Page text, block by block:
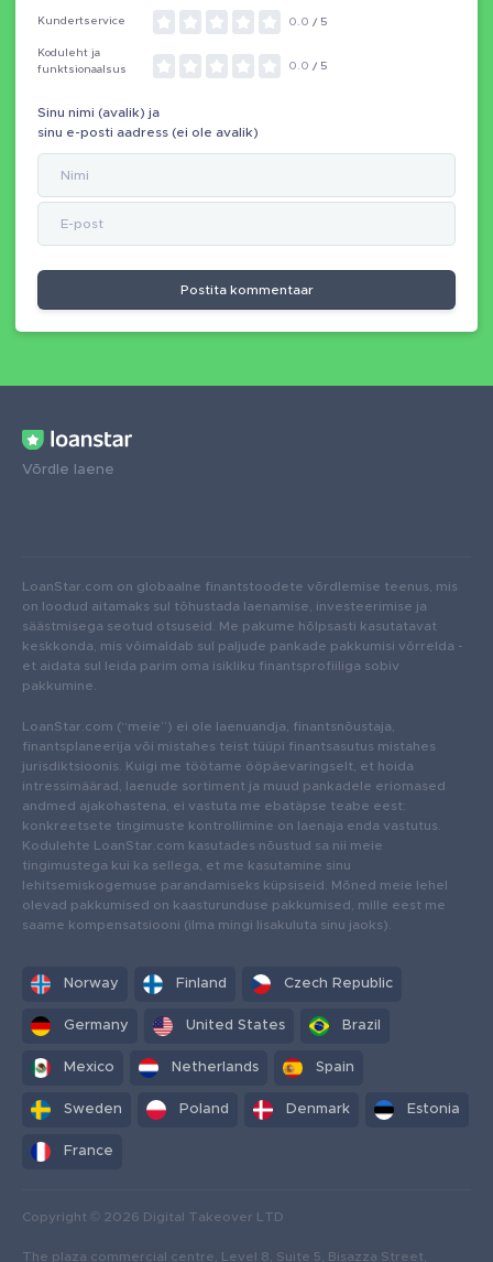
Kundertservice 0.0 / 5
Koduleht ja
funktsionaalsus
0.0 / 5
Sinu nimi (avalik) ja
sinu e-posti aadress (ei ole avalik)
Postita kommentaar
Võrdle laene
LoanStar.com on globaalne finantstoodete võrdlemise teenus, mis
on loodud aitamaks sul tõhustada laenamise, investeerimise ja
säästmisega seotud otsuseid. Me pakume hõlpsasti kasutatavat
keskkonda, mis võimaldab sul paljude pankade pakkumisi võrrelda -
et aidata sul leida parim oma isikliku finantsprofiiliga sobiv
pakkumine.
LoanStar.com (“meie”) ei ole laenuandja, finantsnõustaja,
finantsplaneerija või mistahes teist tüüpi finantsasutus mistahes
jurisdiktsioonis. Kuigi me töötame ööpäevaringselt, et hoida
intressimäärad, laenude sortiment ja muud pankadele eriomased
andmed ajakohastena, ei vastuta me ebatäpse teabe eest:
konkreetsete tingimuste kontrollimine on laenaja enda vastutus.
Kodulehte LoanStar.com kasutades nõustud sa nii meie
tingimustega kui ka sellega, et me kasutamine sinu
lehitsemiskogemuse parandamiseks küpsiseid. Mõned meie lehel
olevad pakkumised on kaasturunduse pakkumised, mille eest me
saame kompensatsiooni (ilma mingi lisakuluta sinu jaoks).
Norway Finland Czech Republic
Germany United States Brazil
Mexico Netherlands Spain
Sweden Poland Denmark Estonia
France
Copyright © 2026 Digital Takeover LTD
The plaza commercial centre, Level 8, Suite 5, Bisazza Street,